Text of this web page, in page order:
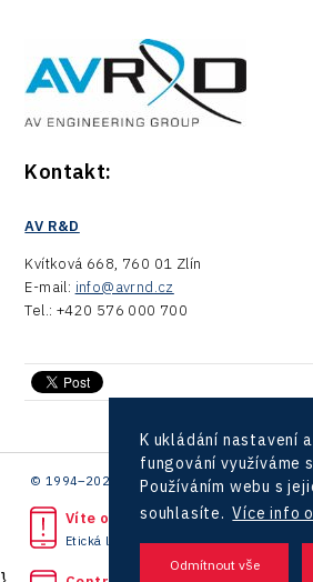
Kontakt:
AV R&D
Kvítková 668, 760 01 Zlín
E-mail: info@avrnd.cz
Tel.: +420 576 000 700
© 1994–2026 CzechInvest | .
Víte o protiprávním jednání?
Etická linka
K ukládání nastavení
fungování využíváme
Používáním webu s
souhlasíte. Více info